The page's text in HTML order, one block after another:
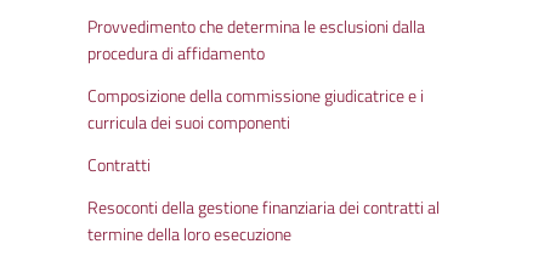
Provvedimento che determina le esclusioni dalla
procedura di affidamento
Composizione della commissione giudicatrice e i
curricula dei suoi componenti
Contratti
Resoconti della gestione finanziaria dei contratti al
termine della loro esecuzione